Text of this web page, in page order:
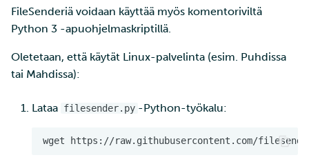
FileSenderiä voidaan käyttää myös komentoriviltä
Python 3 -apuohjelmaskriptillä.
Oletetaan, että käytät Linux-palvelinta (esim. Puhdissa
tai Mahdissa):
Lataa filesender.py -Python-työkalu:
wget